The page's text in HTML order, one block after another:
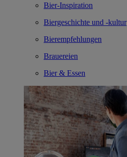
Bier-Inspiration
Biergeschichte und -kultur
Bierempfehlungen
Brauereien
Bier & Essen